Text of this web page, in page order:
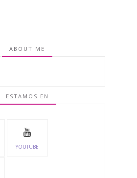
ABOUT ME
ESTAMOS EN
YOUTUBE